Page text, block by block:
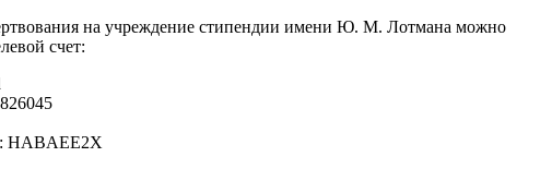
на учреждение стипендии имени Ю. М. Лотмана можно
счет:
HABAEE2X